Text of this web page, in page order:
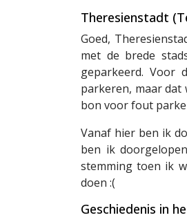
Theresienstadt
Goed,
met de brede
geparkeerd. Voor
parkeren, maar dat
bon voor fout
Vanaf hier ben ik
ben ik
stemming toen ik
doen :(
Geschiedenis in